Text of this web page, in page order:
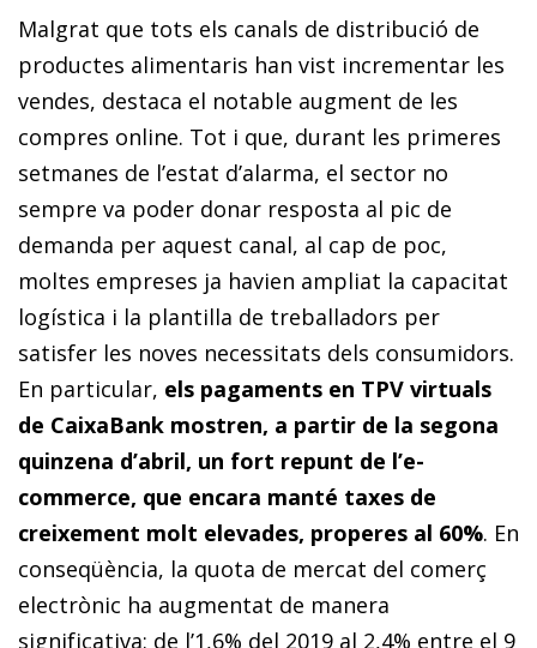
Malgrat que tots els canals de distribució de
productes alimentaris han vist incrementar les
vendes, destaca el notable augment de les
compres online. Tot i que, durant les primeres
setmanes de l’estat d’alarma, el sector no
sempre va poder donar resposta al pic de
demanda per aquest canal, al cap de poc,
moltes empreses ja havien ampliat la capacitat
logística i la plantilla de treballadors per
satisfer les noves necessitats dels consumidors.
En particular, els pagaments en TPV virtuals
de CaixaBank mostren, a partir de la segona
quinzena d’abril, un fort repunt de l’e-
commerce, que encara manté taxes de
creixement molt elevades, properes al 60%. En
conseqüència, la quota de mercat del comerç
electrònic ha augmentat de manera
significativa: de l’1,6% del 2019 al 2,4% entre el 9